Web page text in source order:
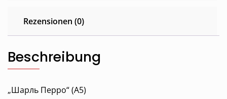
Rezensionen (0)
Beschreibung
„Шарль Перро“ (A5)